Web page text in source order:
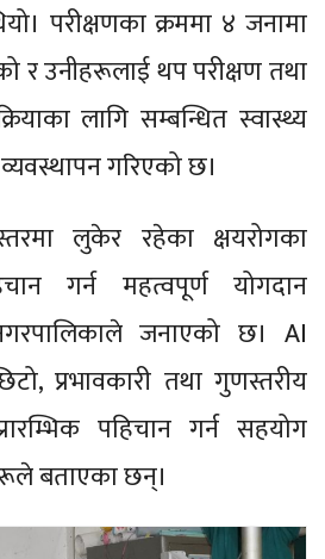
परीक्षणका क्रममा ४ जनामा
र उनीहरूलाई थप परीक्षण तथा
लागि सम्बन्धित स्वास्थ्य
गरिएको छ।
लुकेर रहेका क्षयरोगका
गर्न महत्वपूर्ण योगदान
जनाएको छ। AI
प्रभावकारी तथा गुणस्तरीय
पहिचान गर्न सहयोग
बताएका छन्।